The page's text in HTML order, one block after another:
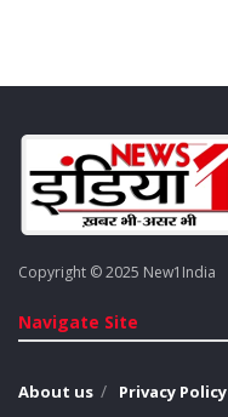
Copyright © 2025 New1India
Navigate Site
About us Privacy Policy